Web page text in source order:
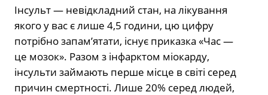
Інсульт — невідкладний стан, на лікування
якого у вас є лише 4,5 години, цю цифру
потрібно запам’ятати, існує приказка «Час —
це мозок». Разом з інфарктом міокарду,
інсульти займають перше місце в світі серед
причин смертності. Лише 20% серед людей,